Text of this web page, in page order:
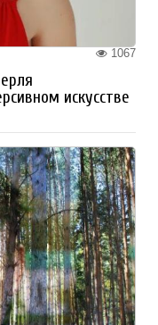
1067
искусстве